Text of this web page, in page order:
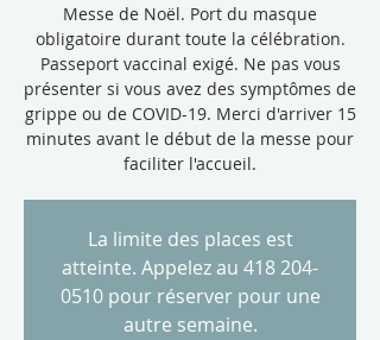
Messe de Noël. Port du masque
obligatoire durant toute la célébration.
Passeport vaccinal exigé. Ne pas vous
présenter si vous avez des symptômes de
grippe ou de COVID-19. Merci d'arriver 15
minutes avant le début de la messe pour
faciliter l'accueil.
La limite des places est
atteinte. Appelez au 418 204-
0510 pour réserver pour une
autre semaine.